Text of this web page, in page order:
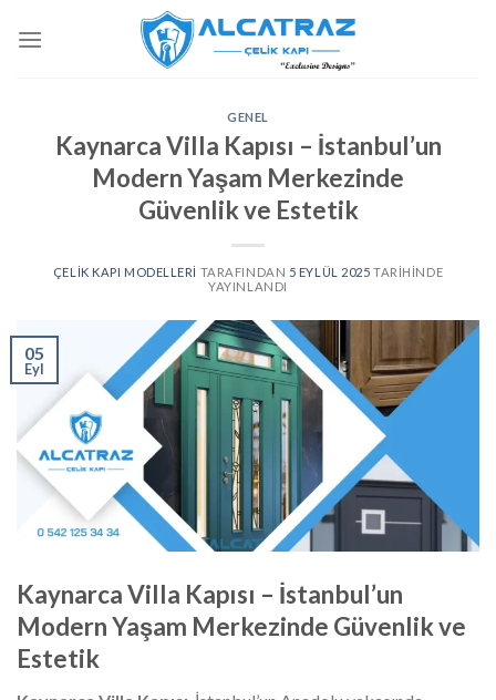
atla
GENEL
Kaynarca Villa Kapısı – İstanbul’un
Modern Yaşam Merkezinde
Güvenlik ve Estetik
ÇELIK KAPI MODELLERI TARAFINDAN 5 EYLÜL 2025 TARIHINDE
YAYINLANDI
05
Eyl
Kaynarca Villa Kapısı – İstanbul’un
Modern Yaşam Merkezinde Güvenlik ve
Estetik